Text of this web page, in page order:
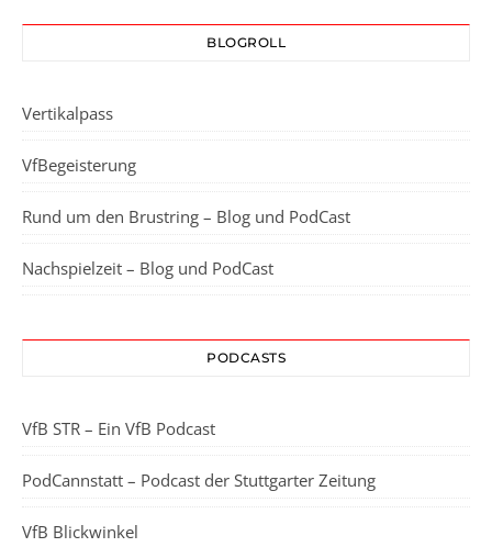
BLOGROLL
Vertikalpass
VfBegeisterung
Rund um den Brustring – Blog und PodCast
Nachspielzeit – Blog und PodCast
PODCASTS
VfB STR – Ein VfB Podcast
PodCannstatt – Podcast der Stuttgarter Zeitung
VfB Blickwinkel